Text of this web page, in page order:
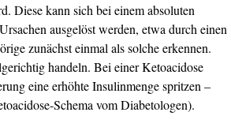
Diese kann sich bei einem absoluten
ausgelöst werden, etwa durch einen
zunächst einmal als solche erkennen.
handeln. Bei einer Ketoacidose
eine erhöhte Insulinmenge spritzen –
Schema vom Diabetologen).